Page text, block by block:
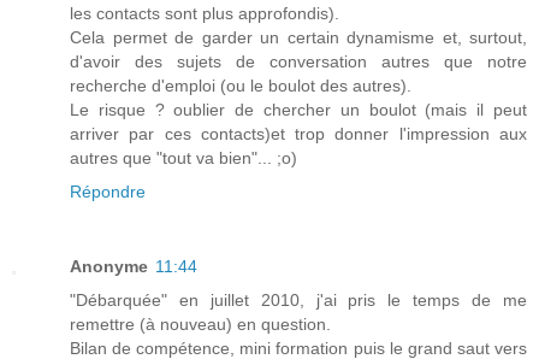
les contacts sont plus approfondis).
Cela permet de garder un certain dynamisme et, surtout,
d'avoir des sujets de conversation autres que notre
recherche d'emploi (ou le boulot des autres).
Le risque ? oublier de chercher un boulot (mais il peut
arriver par ces contacts)et trop donner l'impression aux
autres que "tout va bien"... ;o)
Répondre
Anonyme 11:44
"Débarquée" en juillet 2010, j'ai pris le temps de me
remettre (à nouveau) en question.
Bilan de compétence, mini formation puis le grand saut vers